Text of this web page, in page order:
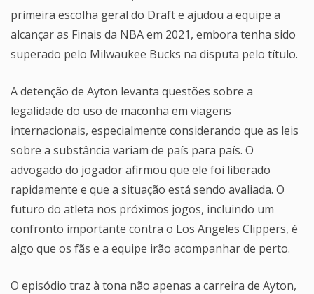
primeira escolha geral do Draft e ajudou a equipe a
alcançar as Finais da NBA em 2021, embora tenha sido
superado pelo Milwaukee Bucks na disputa pelo título.
A detenção de Ayton levanta questões sobre a
legalidade do uso de maconha em viagens
internacionais, especialmente considerando que as leis
sobre a substância variam de país para país. O
advogado do jogador afirmou que ele foi liberado
rapidamente e que a situação está sendo avaliada. O
futuro do atleta nos próximos jogos, incluindo um
confronto importante contra o Los Angeles Clippers, é
algo que os fãs e a equipe irão acompanhar de perto.
O episódio traz à tona não apenas a carreira de Ayton,